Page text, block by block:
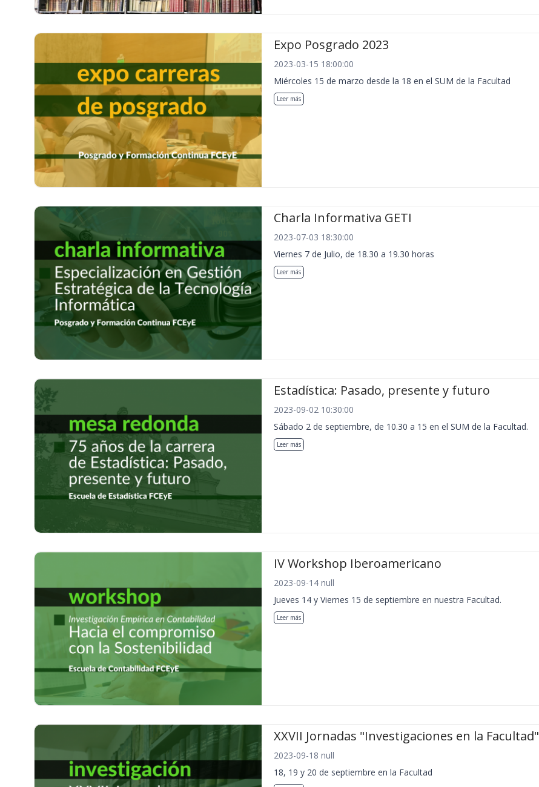
Expo Posgrado 2023
2023-03-15 18:00:00
Miércoles 15 de marzo desde la 18 en el SUM de la Facultad
Leer más
Charla Informativa GETI
2023-07-03 18:30:00
Viernes 7 de Julio, de 18.30 a 19.30 horas
Leer más
Estadística: Pasado, presente y futuro
2023-09-02 10:30:00
Sábado 2 de septiembre, de 10.30 a 15 en el SUM de la Facultad.
Leer más
IV Workshop Iberoamericano
2023-09-14 null
Jueves 14 y Viernes 15 de septiembre en nuestra Facultad.
Leer más
XXVII Jornadas "Investigaciones en la Facultad"
2023-09-18 null
18, 19 y 20 de septiembre en la Facultad